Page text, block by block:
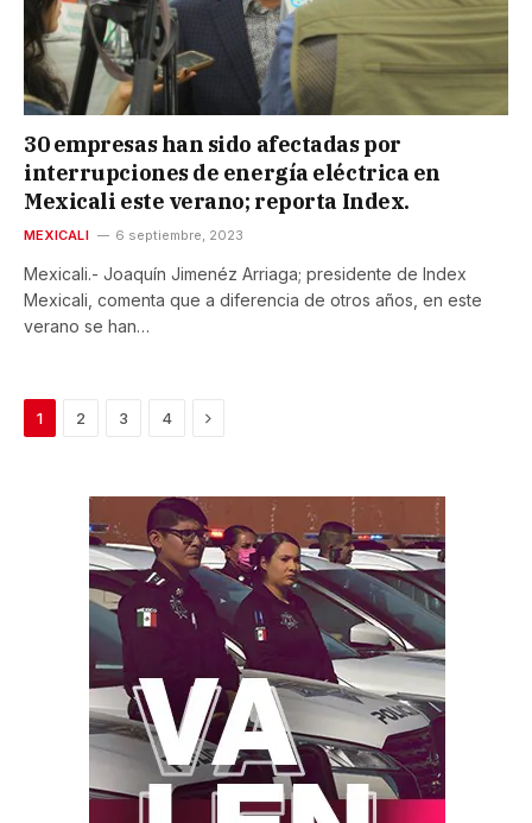
30 empresas han sido afectadas por
interrupciones de energía eléctrica en
Mexicali este verano; reporta Index.
MEXICALI 6 septiembre, 2023
Mexicali.- Joaquín Jimenéz Arriaga; presidente de Index
Mexicali, comenta que a diferencia de otros años, en este
verano se han…
1 2 3 4 Next